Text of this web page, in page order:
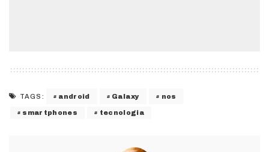
TAGS: android Galaxy nos
smartphones tecnologia